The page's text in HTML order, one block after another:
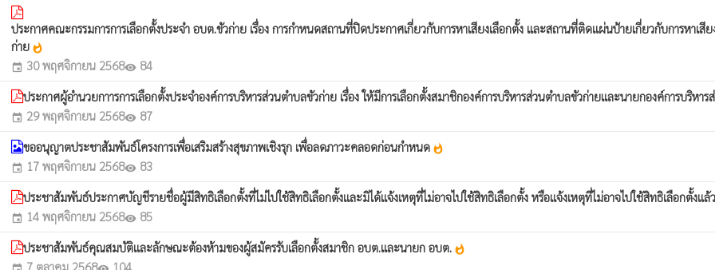
ประกาศคณะกรรมการการเลือกตั้งประจำ อบต.ขัวก่าย เรื่อง การกำหนดสถานที่ปิดประกาศเกี่ยวกับการหาเสียงเลือกตั้ง และสถานที่ติดแผ่นป้ายเกี่ยวกับการหาเ
ก่าย whatshot
event 30 พฤศจิกายน 2568visibility 84
ประกาศผู้อำนวยกาารการเลือกตั้งประจำองค์การบริหารส่วนตำบลขัวก่าย เรื่อง ให้มีการเลือกตั้งสมาชิกองค์การบริหารส่วนตำบลขัวก่ายและนายกองค์การบริหา
event 29 พฤศจิกายน 2568visibility 87
ขออนุญาตประชาสัมพันธ์โครงการเพื่อเสริมสร้างสุขภาพเชิงรุก เพื่อลดภาวะคลอดก่อนกำหนด whatshot
event 17 พฤศจิกายน 2568visibility 83
ประชาสัมพันธ์ประกาศบัญชีรายชื่อผู้มีสิทธิเลือกตั้งที่ไม่ไปใช้สิทธิเลือกตั้งและมิได้แจ้งเหตุที่ไม่อาจไปใช้สิทธิเลือกตั้ง หรือแจ้งเหตุที่ไม่อาจไปใช้สิทธิเลือกตั้งแ
event 14 พฤศจิกายน 2568visibility 85
ประชาสัมพันธ์คุณสมบัติและลักษณะต้องห้ามของผู้สมัครรับเลือกตั้งสมาชิก อบต.และนายก อบต. whatshot
7 ตุลาคม 2568 104